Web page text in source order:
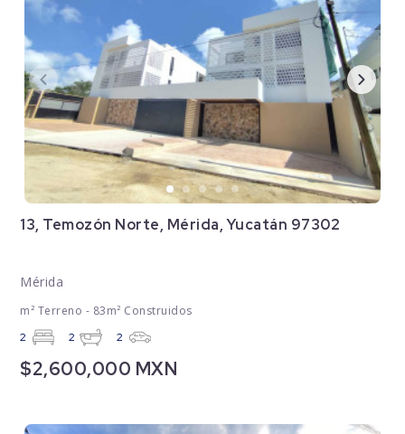
13, Temozón Norte, Mérida, Yucatán 97302
Mérida
m² Terreno - 83m² Construidos
2 2 2
$2,600,000 MXN